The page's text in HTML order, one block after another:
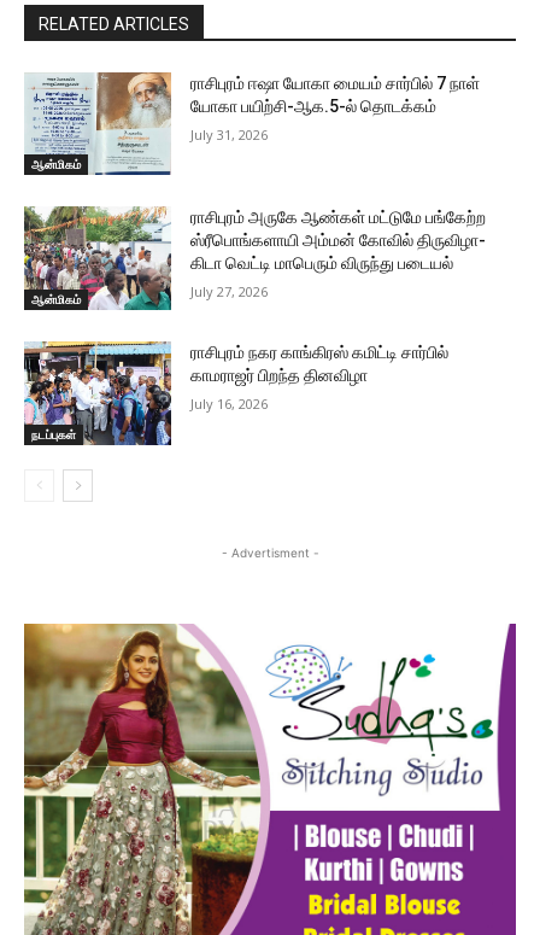
RELATED ARTICLES
ஆன்மிகம்
ராசிபுரம் ஈஷா யோகா மையம் சார்பில் 7 நாள்
யோகா பயிற்சி-ஆக.5-ல் தொடக்கம்
July 31, 2026
ஆன்மிகம்
ராசிபுரம் அருகே ஆண்கள் மட்டுமே பங்கேற்ற
ஸ்ரீபொங்களாயி அம்மன் கோவில் திருவிழா-
கிடா வெட்டி மாபெரும் விருந்து படையல்
July 27, 2026
நடப்புகள்
ராசிபுரம் நகர காங்கிரஸ் கமிட்டி சார்பில்
காமராஜர் பிறந்த தினவிழா
July 16, 2026
- Advertisment -